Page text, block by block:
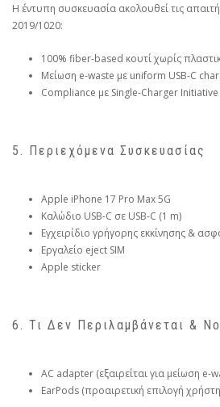
Η έντυπη συσκευασία ακολουθεί τις
2019/1020:
100% fiber-based κουτί χωρίς
Μείωση e-waste με uniform USB-C
Compliance με Single-Charger Initiative
5. Περιεχόμενα Συσκευασίας
Apple iPhone 17 Pro Max 5G
Καλώδιο USB-C σε USB-C (1 m)
Εγχειρίδιο γρήγορης εκκίνησης &
Εργαλείο eject SIM
Apple sticker
6. Τι Δεν Περιλαμβάνεται &
AC adapter (εξαιρείται για μείωση e-
EarPods (προαιρετική επιλογή